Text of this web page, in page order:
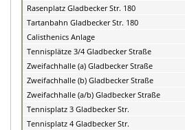
Rasenplatz Gladbecker Str. 180
Tartanbahn Gladbecker Str. 180
Calisthenics Anlage
Tennisplätze 3/4 Gladbecker Straße
Zweifachhalle (a) Gladbecker Straße
Zweifachhalle (b) Gladbecker Straße
Zweifachhalle (a/b) Gladbecker Straße
Tennisplatz 3 Gladbecker Str.
Tennisplatz 4 Gladbecker Str.